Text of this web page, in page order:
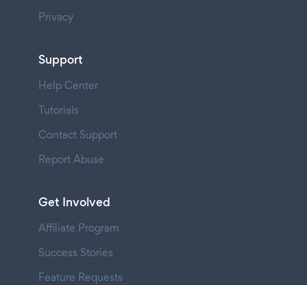
Privacy
Support
Help Center
Tutorials
Contact Support
Report Abuse
Get Involved
Affiliate Program
Success Stories
Feature Requests